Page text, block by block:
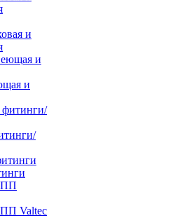
и
и
ПП
Valtec